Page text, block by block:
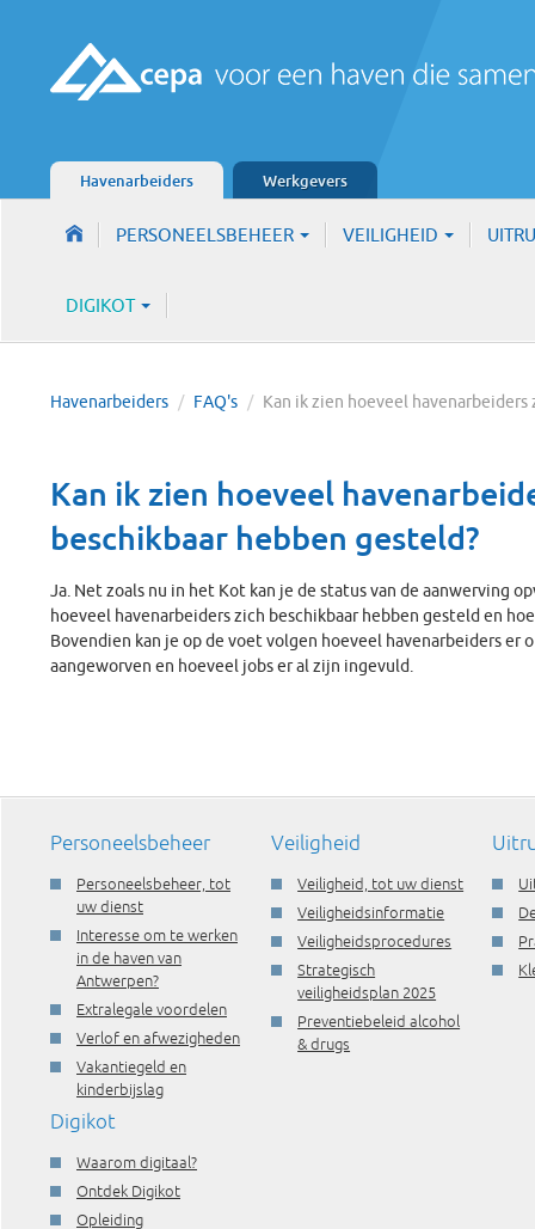
Havenarbeiders Werkgevers
PERSONEELSBEHEER VEILIGHEID
DIGIKOT
Havenarbeiders / FAQ's / Kan ik zien hoeveel
Kan ik zien hoeveel
beschikbaar hebben gesteld?
Ja. Net zoals nu in het Kot kan je de status van de aanwerving
hoeveel havenarbeiders zich beschikbaar hebben gesteld en
Bovendien kan je op de voet volgen hoeveel havenarbeiders er
aangeworven en hoeveel jobs er al zijn ingevuld.
Personeelsbeheer
Personeelsbeheer, tot
uw dienst
Interesse om te werken
in de haven van
Antwerpen?
Extralegale voordelen
Verlof en afwezigheden
Vakantiegeld en
kinderbijslag
Veiligheid
Veiligheid, tot uw dienst
Veiligheidsinformatie
Veiligheidsprocedures
Strategisch
veiligheidsplan 2025
Preventiebeleid alcohol
& drugs
Digikot
Waarom digitaal?
Ontdek Digikot
Opleiding